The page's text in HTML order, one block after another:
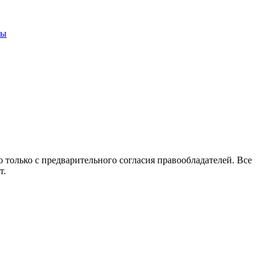
с предварительного согласия правообладателей. Все